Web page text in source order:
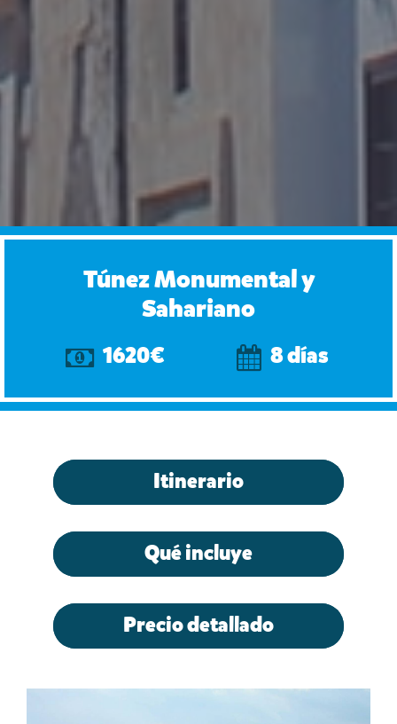
Túnez Monumental y
Sahariano
1620€ 8 días
Itinerario
Qué incluye
Precio detallado